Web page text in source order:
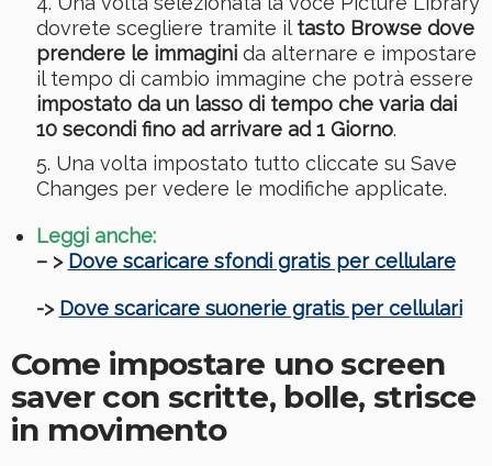
dovrete scegliere tramite iltasto Browse dove
prendere le immaginida alternare e impostare
il tempo di cambio immagine che potrà essere
impostato da un lasso di tempo che varia dai
10 secondi fino ad arrivare ad 1 Giorno.
Una volta impostato tutto cliccate su Save
Changes per vedere le modifiche applicate.
Leggi anche:
– > Dove scaricare sfondi gratis per cellulare
-> Dove scaricare suonerie gratis per cellulari
Come impostare uno screen
saver con scritte, bolle, strisce
in movimento